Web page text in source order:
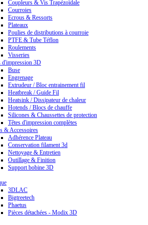
Coupleurs & Vis Trapézoïdale
Courroies
Ecrous & Ressorts
Plateaux
Poulies de distributions à courroie
PTFE & Tube Téflon
Roulements
Visseries
d'impression 3D
Buse
Engrenage
Extrudeur / Bloc entrainement fil
Heatbreak / Guide Fil
Heatsink / Dissipateur de chaleur
Hotends / Blocs de chauffe
Silicones & Chaussettes de protection
Têtes d'impression complètes
& Accessoires
Adhérence Plateau
Conservation filament 3d
Nettoyage & Entretien
Outillage & Finition
Support bobine 3D
3DLAC
Bigtreetech
Phaetus
Pièces détachées - Modix 3D